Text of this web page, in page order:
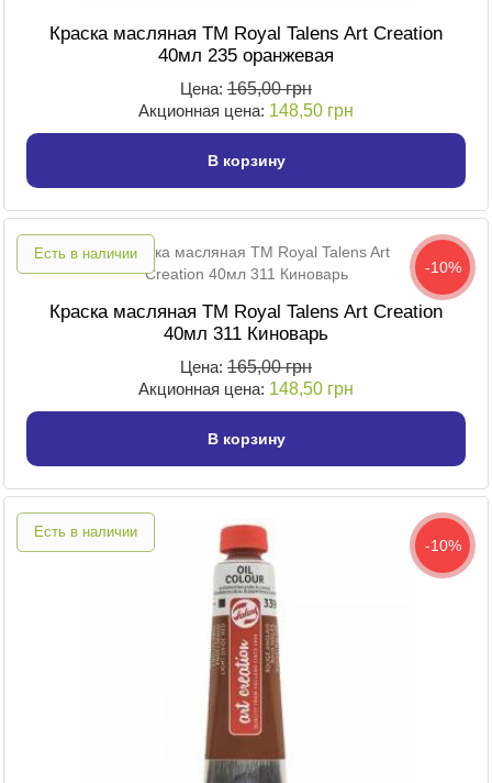
Краска масляная TM Royal Talens Art Creation
40мл 235 оранжевая
Цена: 165,00 грн
Акционная цена: 148,50 грн
В корзину
Есть в наличии
-10%
Краска масляная TM Royal Talens Art Creation
40мл 311 Киноварь
Цена: 165,00 грн
Акционная цена: 148,50 грн
В корзину
Есть в наличии
-10%